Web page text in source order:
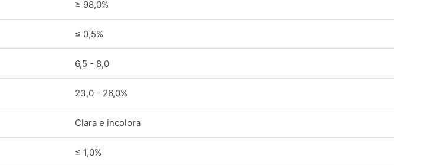
≥ 98,0%
≤ 0,5%
6,5 - 8,0
23,0 - 26,0%
Clara e incolora
≤ 1,0%